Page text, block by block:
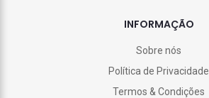
INFORMAÇÃO
Sobre nós
Política de Privacidade
Termos & Condições